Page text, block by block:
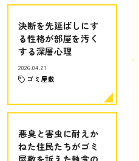
決断を先延ばしにす
る性格が部屋を汚く
する深層心理
2026.04.21
ゴミ屋敷
悪臭と害虫に耐えか
ねた住民たちがゴミ